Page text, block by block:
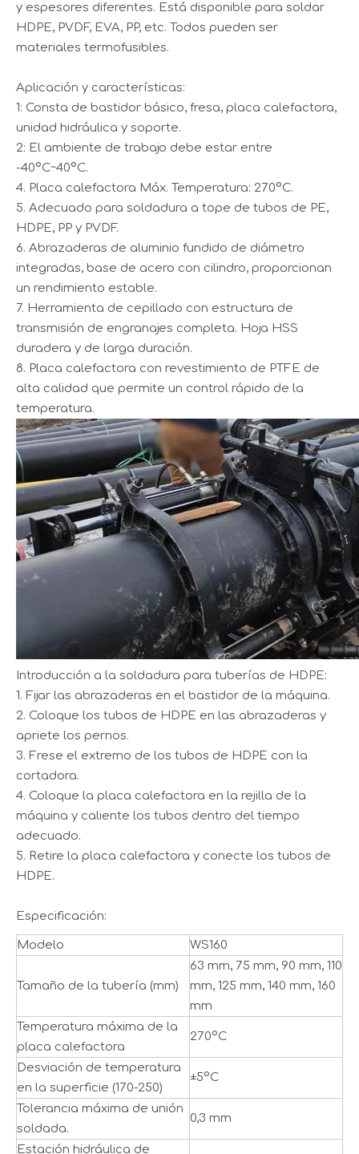
y espesores diferentes. Está disponible para soldar
HDPE, PVDF, EVA, PP, etc. Todos pueden ser
materiales termofusibles.
Aplicación y características:
1: Consta de bastidor básico, fresa, placa calefactora,
unidad hidráulica y soporte.
2: El ambiente de trabajo debe estar entre
-40ºC~40ºC.
4. Placa calefactora Máx. Temperatura: 270ºC.
5. Adecuado para soldadura a tope de tubos de PE,
HDPE, PP y PVDF.
6. Abrazaderas de aluminio fundido de diámetro
integradas, base de acero con cilindro, proporcionan
un rendimiento estable.
7. Herramienta de cepillado con estructura de
transmisión de engranajes completa. Hoja HSS
duradera y de larga duración.
8. Placa calefactora con revestimiento de PTFE de
alta calidad que permite un control rápido de la
temperatura.
Introducción a la soldadura para tuberías de HDPE:
1. Fijar las abrazaderas en el bastidor de la máquina.
2. Coloque los tubos de HDPE en las abrazaderas y
apriete los pernos.
3. Frese el extremo de los tubos de HDPE con la
cortadora.
4. Coloque la placa calefactora en la rejilla de la
máquina y caliente los tubos dentro del tiempo
adecuado.
5. Retire la placa calefactora y conecte los tubos de
HDPE.
Especificación:
Modelo WS160
Tamaño de la tubería (mm)
63 mm, 75 mm, 90 mm, 110
mm, 125 mm, 140 mm, 160
mm
Temperatura máxima de la
placa calefactora
270°C
Desviación de temperatura
en la superficie (170-250)
±5°C
Tolerancia máxima de unión
soldada.
0,3 mm
Estación hidráulica de